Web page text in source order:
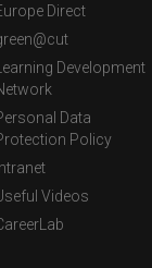
Direct
Learning Development
Data
Policy
Intranet
Videos